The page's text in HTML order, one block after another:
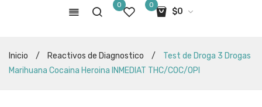
0 0
$0
No hay productos en el carro de
compras
Inicio / Reactivos de Diagnostico /
Test de Droga 3 Drogas
Marihuana Cocaina Heroina INMEDIAT THC/COC/OPI